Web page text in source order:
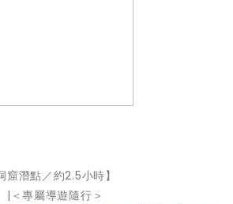
窟潛點／約2.5小時】
|＜專屬導遊隨行＞